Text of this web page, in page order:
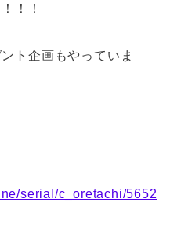
！！
ト企画もやっていま
serial/c_oretachi/5652